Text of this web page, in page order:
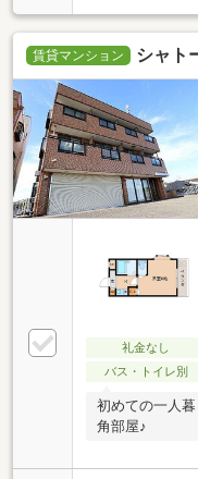
賃貸マンション シャト
礼金なし
バス・トイレ別
初めての一人
角部屋♪